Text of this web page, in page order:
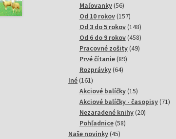
produktov
Maľovanky 5656
produktov
Od 10 rokov 157157
produktov
Od 3 do 5 rokov 148148
produktov
Od 6 do 9 rokov 458458
produktov
Pracovné zošity 4949
Prvé čítanie 8989
Rozprávky 6464
Iné 161161
produktov
Akciové balíčky 1515
produktov
Akciové balíčky - časopisy 7171
Nezaradené knihy 2020
Pohľadnice 5858
Naše novinky 4545